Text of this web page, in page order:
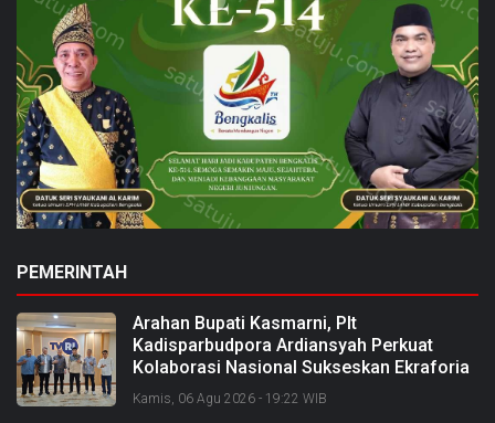
PEMERINTAH
Arahan Bupati Kasmarni, Plt
Kadisparbudpora Ardiansyah Perkuat
Kolaborasi Nasional Sukseskan Ekraforia
2026 dan Bangun Bengkalis sebagai
Kabupaten Kreatif
Kamis, 06 Agu 2026 - 19:22 WIB